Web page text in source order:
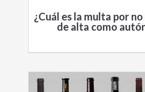
¿Cuál es la multa por
de alta como